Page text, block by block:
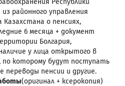
районного управления
Казахстана о пенсиях,
6 месяца + документ
Болгария,
у лица открытого в
по которому будут поступать
пенсии и другие.
(оригинал + ксерокопия)